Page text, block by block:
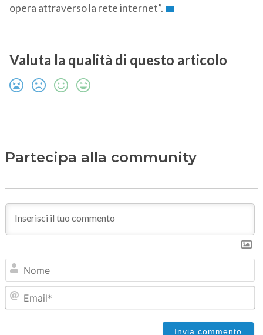
opera attraverso la rete internet”.
Valuta la qualità di questo articolo
Partecipa alla community